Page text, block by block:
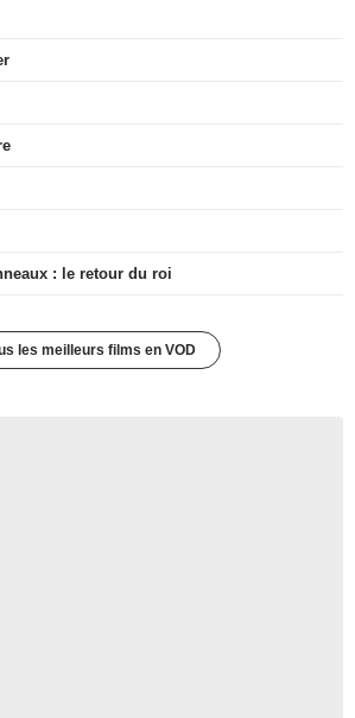
: le retour du roi
les meilleurs films en VOD